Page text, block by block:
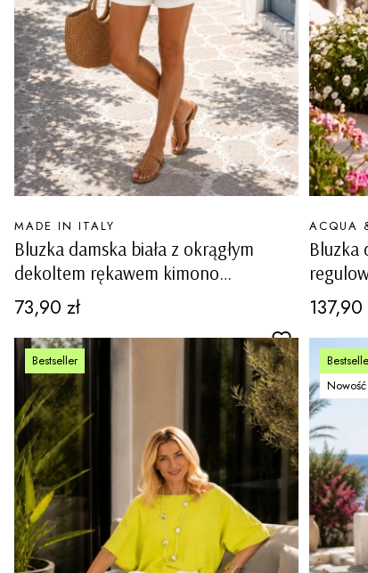
Bluzka damska biała z okrągłym
dekoltem rękawem kimono
wycięciami i kokardkami na rękawach
Ottiglio
PRODUCENT
MADE IN ITALY
Cena
73,90 zł
Bluzka
ACQUA
Cena
137,90
Bestseller
Nowość